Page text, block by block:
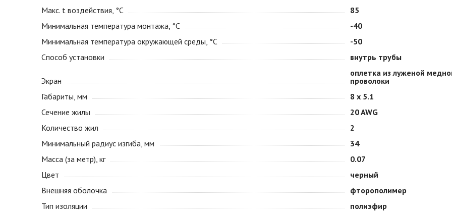
Макс. t воздействия, °С
85
Минимальная температура монтажа, °С
-40
Минимальная температура окружающей среды, °С
-50
Способ установки
внутрь трубы
Экран
оплетка из луженой
проволоки
Габариты, мм
8 х 5.1
Сечение жилы
20 AWG
Количество жил
2
Минимальный радиус изгиба, мм
34
Масса (за метр), кг
0.07
Цвет
черный
Внешняя оболочка
фторополимер
Тип изоляции
полиэфир